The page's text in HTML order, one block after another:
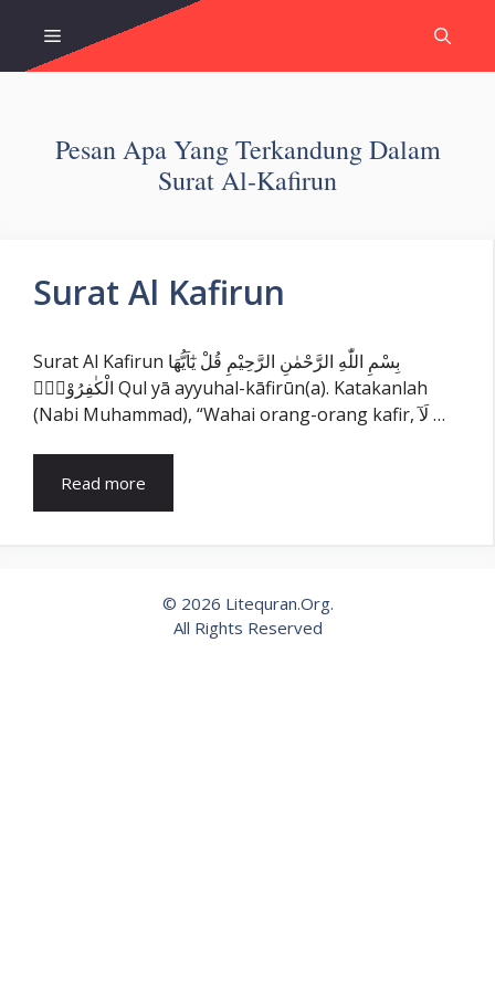
content
Menu
Pesan Apa Yang Terkandung Dalam
Surat Al-Kafirun
Surat Al Kafirun
Surat Al Kafirun بِسْمِ اللّٰهِ الرَّحْمٰنِ الرَّحِيْمِ قُلْ يٰٓاَيُّهَا
الْكٰفِرُوْنَۙ Qul yā ayyuhal-kāfirūn(a). Katakanlah
(Nabi Muhammad), “Wahai orang-orang kafir, لَآ …
Read more
© 2026 Litequran.Org.
All Rights Reserved